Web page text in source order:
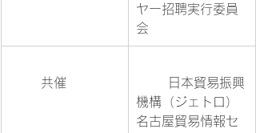
ヤー招聘実行委員
機構（ジェトロ）
名古屋貿易情報セ